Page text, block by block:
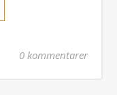
0 kommentarer